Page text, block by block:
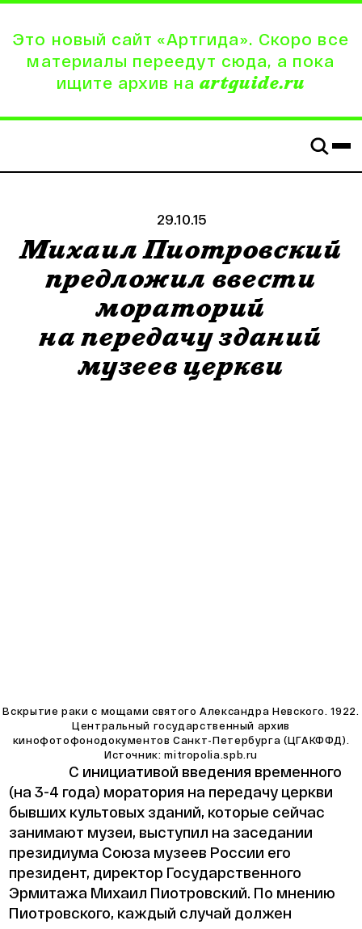
Это новый сайт «Артгида». Скоро все
материалы переедут сюда, а пока
ищите архив на artguide.ru
29.10.15
Михаил Пиотровский
предложил ввести
мораторий
на передачу зданий
музеев церкви
Вскрытие раки с мощами святого Александра Невского. 1922.
Центральный государственный архив
кинофотофонодокументов Санкт-Петербурга (ЦГАКФФД).
Источник: mitropolia.spb.ru
С инициативой введения временного
(на 3-4 года) моратория на передачу церкви
бывших культовых зданий, которые сейчас
занимают музеи, выступил на заседании
президиума Союза музеев России его
президент, директор Государственного
Эрмитажа Михаил Пиотровский. По мнению
Пиотровского, каждый случай должен